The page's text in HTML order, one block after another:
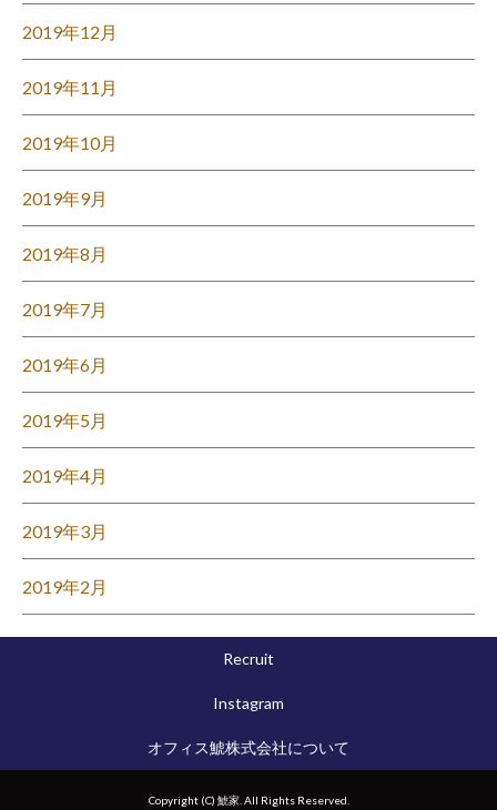
2019年12月
2019年11月
2019年10月
2019年9月
2019年8月
2019年7月
2019年6月
2019年5月
2019年4月
2019年3月
2019年2月
Recruit
Instagram
オフィス鯱株式会社について
Copyright (C) 鯱家. All Rights Reserved.